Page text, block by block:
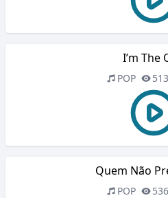
I’m The
POP 513
Quem Não
POP 536